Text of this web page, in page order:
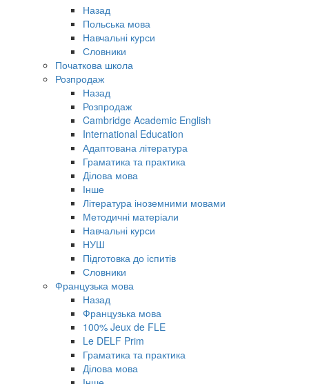
Назад
Польська мова
Навчальні курси
Словники
Початкова школа
Розпродаж
Назад
Розпродаж
Cambridge Academic English
International Education
Адаптована література
Граматика та практика
Ділова мова
Інше
Література іноземними мовами
Методичні матеріали
Навчальні курси
НУШ
Підготовка до іспитів
Словники
Французька мова
Назад
Французька мова
100% Jeux de FLE
Le DELF Prim
Граматика та практика
Ділова мова